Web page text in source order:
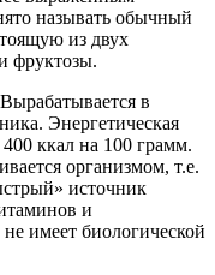
называть обычный
из двух
фруктозы.
в
Энергетическая
ккал на 100 грамм.
организмом, т.е.
источник
и
имеет биологической